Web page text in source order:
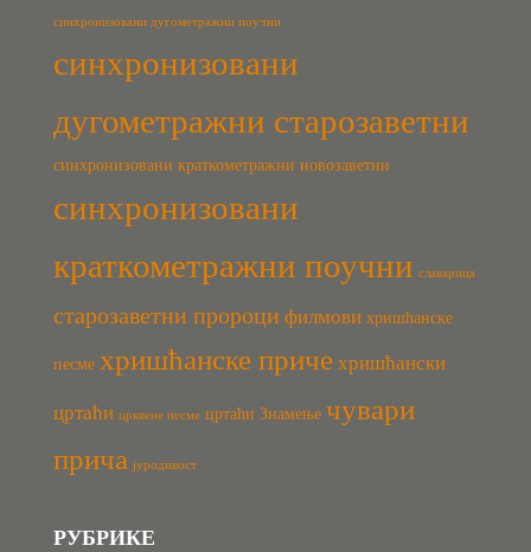
синхронизовани дугометражни поучни
синхронизовани
дугометражни старозаветни
синхронизовани краткометражни новозаветни
синхронизовани
краткометражни поучни славарица
старозаветни пророци филмови хришћанске
песме хришћанске приче хришћански
цртаћи црквене песме цртаћи Знамење чувари
прича јуродивост
РУБРИКЕ